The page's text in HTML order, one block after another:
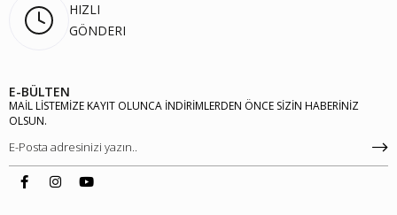
HIZLI
GÖNDERI
E-BÜLTEN
MAİL LİSTEMİZE KAYIT OLUNCA İNDİRİMLERDEN ÖNCE SİZİN HABERİNİZ
OLSUN.